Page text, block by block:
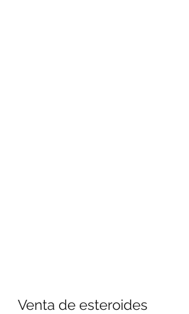
Venta de esteroides